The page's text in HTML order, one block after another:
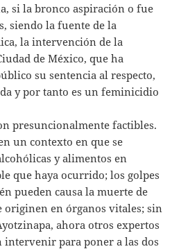
si la bronco aspiración o fue
siendo la fuente de la
la intervención de la
de México, que ha
su sentencia al respecto,
y por tanto es un feminicidio
presuncionalmente factibles.
un contexto en que se
y alimentos en
que haya ocurrido; los golpes
pueden causa la muerte de
originen en órganos vitales; sin
ahora otros expertos
intervenir para poner a las dos